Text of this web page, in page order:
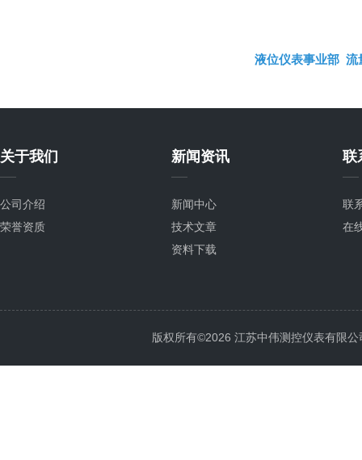
液位仪表事业部 流
关于我们
公司介绍
荣誉资质
新闻资讯
新闻中心
技术文章
资料下载
联
联
在
版权所有©2026 江苏中伟测控仪表有限